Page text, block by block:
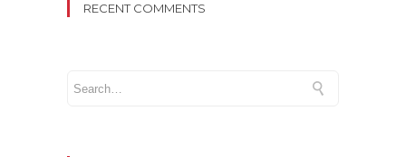
RECENT COMMENTS